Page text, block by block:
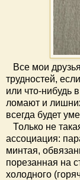
Все мои
трудностей,
или что-нибудь
ломают и
всегда будет
Только не
ассоциация:
минтая,
порезанная на
холодного